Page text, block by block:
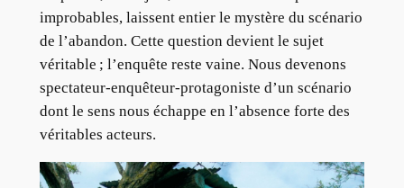
improbables, laissent entier le mystère du scénario
de l’abandon. Cette question devient le sujet
véritable ; l’enquête reste vaine. Nous devenons
spectateur-enquêteur-protagoniste d’un scénario
dont le sens nous échappe en l’absence forte des
véritables acteurs.